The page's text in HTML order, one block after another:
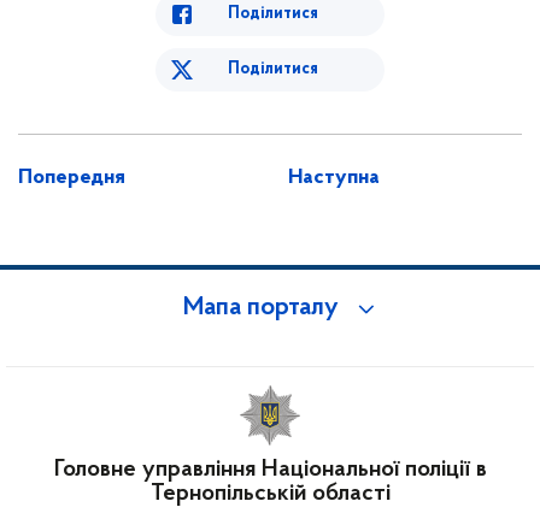
Поділитися
Поділитися
Попередня Наступна
Мапа порталу
Головне управління Національної поліції в
Тернопільській області